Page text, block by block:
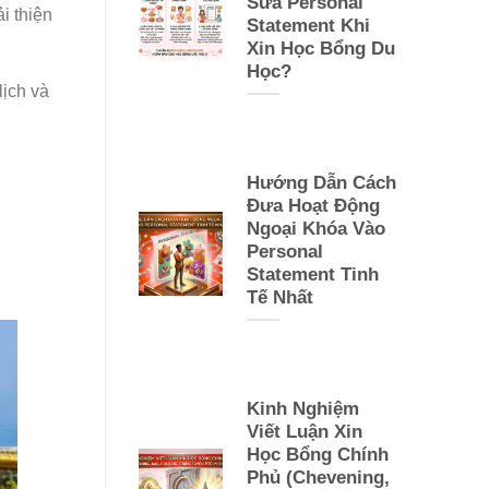
thiện
và
Statement Khi
Xin Học Bổng Du
Học?
Hướng Dẫn Cách
Đưa Hoạt Động
Ngoại Khóa Vào
Personal
Statement Tinh
Tế Nhất
Kinh Nghiệm
Viết Luận Xin
Học Bổng Chính
Phủ (Chevening,